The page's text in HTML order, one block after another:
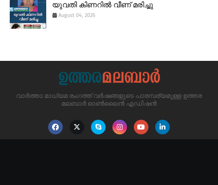
യുവതി കിണറിൽ വീണ് മരിച്ചു
August 04, 2026
വാർത്താ മാധ്യമ രംഗത്ത് വർഷങ്ങളുടെ പാരമ്പര്യമുള്ള ഉത്തര
മലബാർ ഓൺലൈൻ എഡിഷൻ